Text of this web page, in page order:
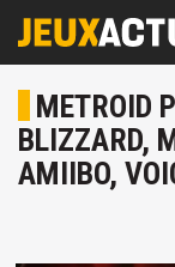
METROID
BLIZZARD,
AMIIBO,